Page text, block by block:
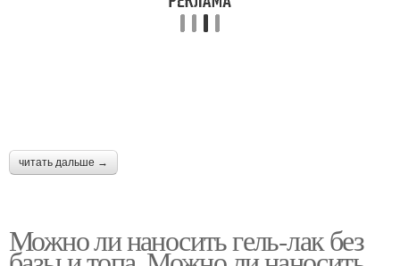
читать дальше →
Можно ли наносить гель-лак без